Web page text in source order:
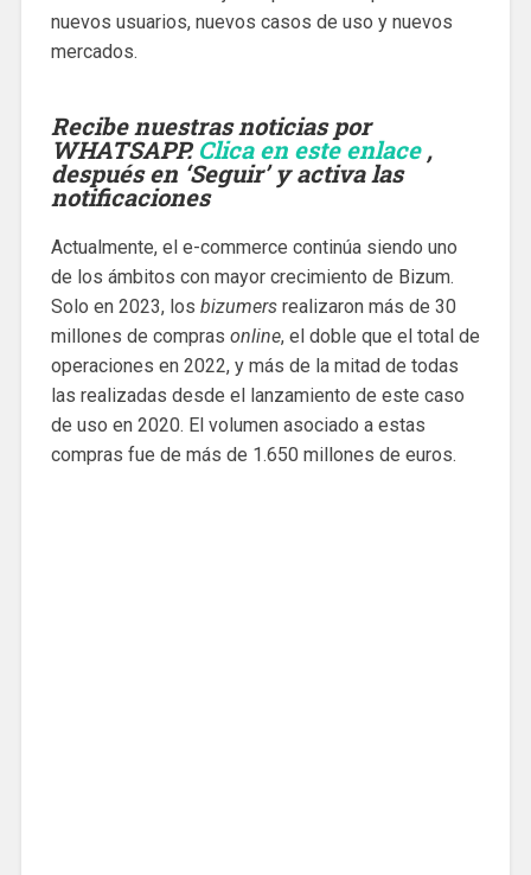
nuevos usuarios, nuevos casos de uso y nuevos
mercados.
Recibe nuestras noticias por
WHATSAPP. Clica en este enlace,
después en ‘Seguir’ y activa las
notificaciones
Actualmente, el e-commerce continúa siendo uno
de los ámbitos con mayor crecimiento de Bizum.
Solo en 2023, los bizumersrealizaron más de 30
millones de compras online, el doble que el total de
operaciones en 2022, y más de la mitad de todas
las realizadas desde el lanzamiento de este caso
de uso en 2020. El volumen asociado a estas
compras fue de más de 1.650 millones de euros.